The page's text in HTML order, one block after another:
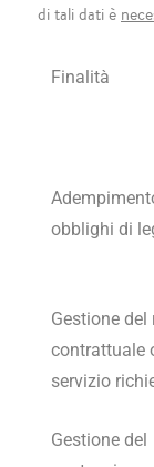
di tali dati è
Finalità
obblighi di
Gestione del
contrattuale
servizio
Gestione del